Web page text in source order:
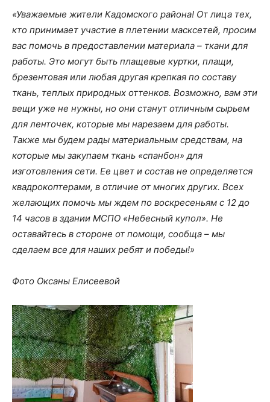
«Уважаемые жители Кадомского района! От лица тех,
кто принимает участие в плетении масксетей, просим
вас помочь в предоставлении материала – ткани для
работы. Это могут быть плащевые куртки, плащи,
брезентовая или любая другая крепкая по составу
ткань, теплых природных оттенков. Возможно, вам эти
вещи уже не нужны, но они станут отличным сырьем
для ленточек, которые мы нарезаем для работы.
Также мы будем рады материальным средствам, на
которые мы закупаем ткань «спанбон» для
изготовления сети. Ее цвет и состав не определяется
квадрокоптерами, в отличие от многих других. Всех
желающих помочь мы ждем по воскресеньям с 12 до
14 часов в здании МСПО «Небесный купол». Не
оставайтесь в стороне от помощи, сообща – мы
сделаем все для наших ребят и победы!»
Фото Оксаны Елисеевой